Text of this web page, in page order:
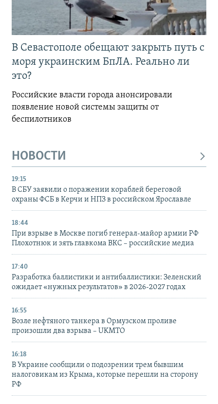
В Севастополе обещают закрыть путь с
моря украинским БпЛА. Реально ли
это?
Российские власти города анонсировали
появление новой системы защиты от
беспилотников
НОВОСТИ
19:15
В СБУ заявили о поражении кораблей береговой
охраны ФСБ в Керчи и НПЗ в российском Ярославле
18:44
При взрыве в Москве погиб генерал-майор армии РФ
Плохотнюк и зять главкома ВКС – российские медиа
17:40
Разработка баллистики и антибаллистики: Зеленский
ожидает «нужных результатов» в 2026-2027 годах
16:55
Возле нефтяного танкера в Ормузском проливе
произошли два взрыва – UKMTO
16:18
В Украине сообщили о подозрении трем бывшим
налоговикам из Крыма, которые перешли на сторону
РФ